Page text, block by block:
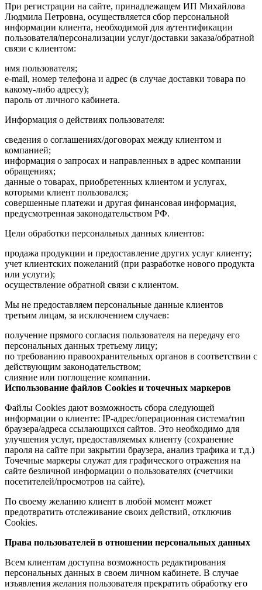
При регистрации на сайте, принадлежащем ИП Михайлова
Людмила Петровна, осуществляется сбор персональной
информации клиента, необходимой для аутентификации
пользователя/персонализации услуг/доставки заказа/обратной
связи с клиентом:
имя пользователя;
e-mail, номер телефона и адрес (в случае доставки товара по
какому-либо адресу);
пароль от личного кабинета.
Информация о действиях пользователя:
сведения о соглашениях/договорах между клиентом и
компанией;
информация о запросах и направленных в адрес компании
обращениях;
данные о товарах, приобретенных клиентом и услугах,
которыми клиент пользовался;
совершенные платежи и другая финансовая информация,
предусмотренная законодательством РФ.
Цели обработки персональных данных клиентов:
продажа продукции и предоставление других услуг клиенту;
учет клиентских пожеланий (при разработке нового продукта
или услуги);
осуществление обратной связи с клиентом.
Мы не предоставляем персональные данные клиентов
третьим лицам, за исключением случаев:
получение прямого согласия пользователя на передачу его
персональных данных третьему лицу;
по требованию правоохранительных органов в соответствии с
действующим законодательством;
слияние или поглощение компании.
Использование файлов Cookies и точечных маркеров
Файлы Cookies дают возможность сбора следующей
информации о клиенте: IP-адрес/операционная система/тип
браузера/адреса ссылающихся сайтов. Это необходимо для
улучшения услуг, предоставляемых клиенту (сохранение
пароля на сайте при закрытии браузера, анализ трафика и т.д.)
Точечные маркеры служат для графического отражения на
сайте безличной информации о пользователях (счетчики
посетителей/просмотров на сайте).
По своему желанию клиент в любой момент может
предотвратить отслеживание своих действий, отключив
Cookies.
Права пользователей в отношении персональных данных
Всем клиентам доступна возможность редактирования
персональных данных в своем личном кабинете. В случае
изъявления желания пользователя прекратить обработку его